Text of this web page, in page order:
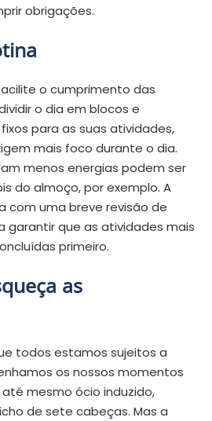
obrigações.
o cumprimento das
o dia em blocos e
para as suas atividades,
mais foco durante o dia.
menos energias podem ser
do almoço, por exemplo. A
com uma breve revisão de
garantir que as atividades mais
primeiro.
as
todos estamos sujeitos a
os nossos momentos
mesmo ócio induzido,
de sete cabeças. Mas a